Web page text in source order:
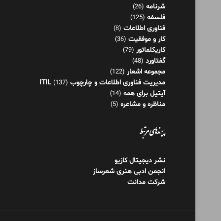
مجموعه اشعار
مدیریت فناوری اطلاعات و چارچوب ITIL
آیتیل برای همه (14)
مناظره و مشاعره(5)
پیوندهای مرتبط
نشر دیجیتال کازیو
انجمن ادبی هنری شعرساز